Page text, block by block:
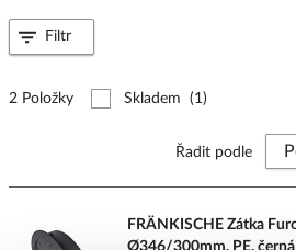
2 Položky Skladem (1)
Řadit podle
FRÄNKISCHE Zátka
Filtr